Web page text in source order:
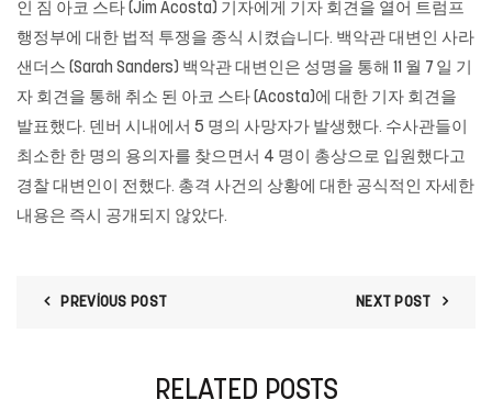
인 짐 아코 스타 (Jim Acosta) 기자에게 기자 회견을 열어 트럼프
행정부에 대한 법적 투쟁을 종식 시켰습니다. 백악관 대변인 사라
샌더스 (Sarah Sanders) 백악관 대변인은 성명을 통해 11 월 7 일 기
자 회견을 통해 취소 된 아코 스타 (Acosta)에 대한 기자 회견을
발표했다. 덴버 시내에서 5 명의 사망자가 발생했다. 수사관들이
최소한 한 명의 용의자를 찾으면서 4 명이 총상으로 입원했다고
경찰 대변인이 전했다. 총격 사건의 상황에 대한 공식적인 자세한
내용은 즉시 공개되지 않았다.
PREVIOUS POST NEXT POST
RELATED POSTS